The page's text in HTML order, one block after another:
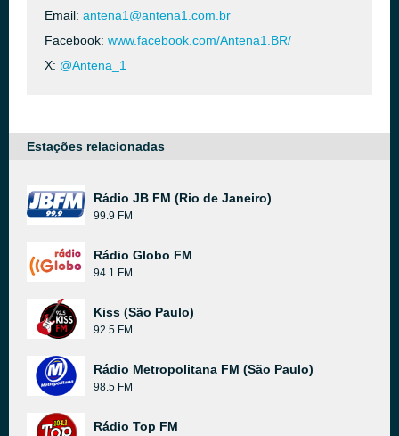
Email: antena1@antena1.com.br
Facebook: www.facebook.com/Antena1.BR/
X: @Antena_1
Estações relacionadas
Rádio JB FM (Rio de Janeiro)
99.9 FM
Rádio Globo FM
94.1 FM
Kiss (São Paulo)
92.5 FM
Rádio Metropolitana FM (São Paulo)
98.5 FM
Rádio Top FM